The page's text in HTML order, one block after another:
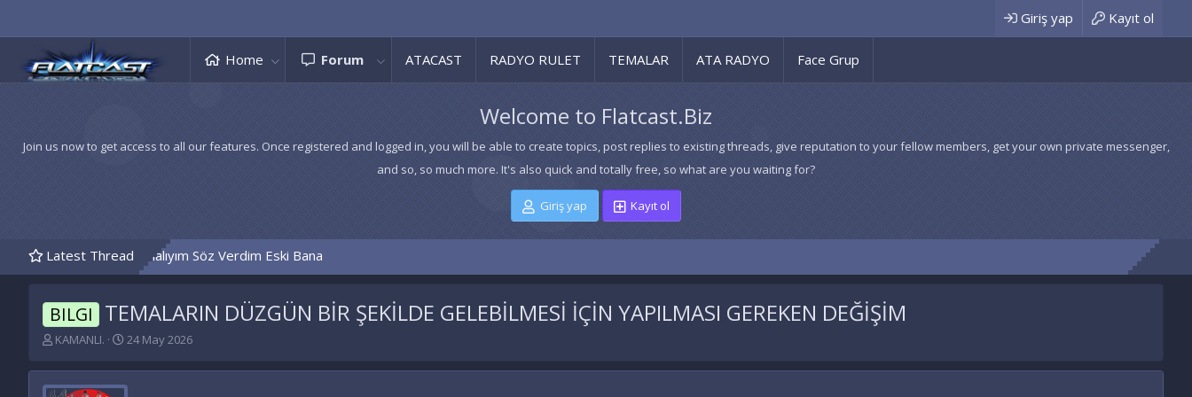
Giriş yap Kayıt ol
Home Forum ATACAST RADYO RULET TEMALAR ATA RADYO Face Grup
Welcome to Flatcast.Biz
Join us now to get access to all our features. Once registered and logged in, you will be able to create topics, post replies to existing threads, give reputation to your fellow members, get your own private messenger,
and so, so much more. It's also quick and totally free, so what are you waiting for?
Giriş yap Kayıt ol
Latest Thread
Söz Verdim Eski Bana
BILGI TEMALARIN DÜZGÜN BİR ŞEKİLDE GELEBİLMESİ İÇİN YAPILMASI GEREKEN DEĞİŞİM
K
n
u
KAMANLI.
B
ş
l
24 May 2026